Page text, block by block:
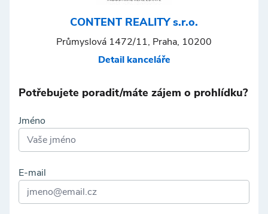
CONTENT REALITY s.r.o.
Průmyslová 1472/11, Praha, 10200
Detail kanceláře
Potřebujete poradit/máte zájem o prohlídku?
Jméno
E-mail